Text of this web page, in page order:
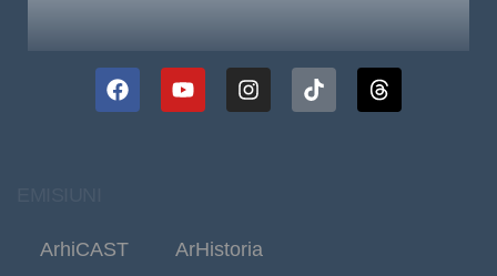
ArhiCAST
ArHistoria